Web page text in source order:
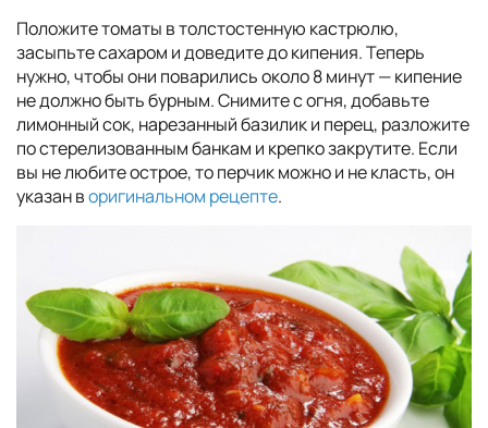
Положите томаты в толстостенную кастрюлю,
засыпьте сахаром и доведите до кипения. Теперь
нужно, чтобы они поварились около 8 минут — кипение
не должно быть бурным. Снимите с огня, добавьте
лимонный сок, нарезанный базилик и перец, разложите
по стерелизованным банкам и крепко закрутите. Если
вы не любите острое, то перчик можно и не класть, он
указан воригинальном рецепте.